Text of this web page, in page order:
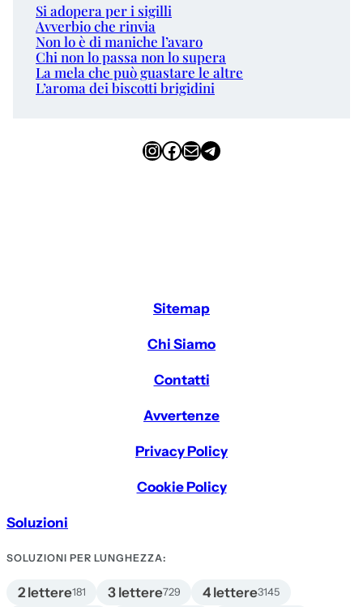
Si adopera per i sigilli
Avverbio che rinvia
Non lo è di maniche l’avaro
Chi non lo passa non lo supera
La mela che può guastare le altre
L’aroma dei biscotti brigidini
InstagramFacebook Email Telegram
Sitemap
Chi Siamo
Contatti
Avvertenze
Privacy Policy
Cookie Policy
Soluzioni
SOLUZIONI PER LUNGHEZZA:
2 lettere181 3 lettere729 4 lettere3145